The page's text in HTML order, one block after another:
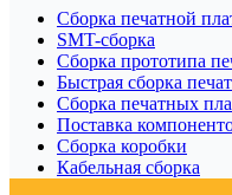
Сборка печатной
SMT-сборка
Сборка прототипа
Быстрая сборка
Сборка печатных
Поставка
Сборка коробки
Кабельная сборка